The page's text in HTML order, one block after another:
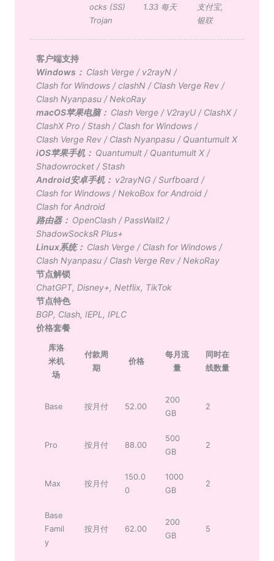
ocks (SS)
Trojan
1.33 每天
支付宝,
银联
客户端支持
Windows： Clash Verge/ v2rayN/
Clash for Windows/clashN/ Clash Verge Rev/
Clash Nyanpasu/ NekoRay
macOS苹果电脑： Clash Verge/ V2rayU/ ClashX/
ClashX Pro/Stash/ Clash for Windows/
Clash Verge Rev/ Clash Nyanpasu/ Quantumult X
iOS苹果手机： Quantumult/ Quantumult X/
Shadowrocket/Stash
Android安卓手机： v2rayNG/Surfboard/
Clash for Windows/ NekoBox for Android/
Clash for Android
路由器： OpenClash/ PassWall2/
ShadowSocksR Plus+
Linux系统： Clash Verge/ Clash for Windows/
Clash Nyanpasu/ Clash Verge Rev/ NekoRay
节点解锁
ChatGPT, Disney+, Netflix, TikTok
节点特色
BGP, Clash, IEPL , IPLC
价格套餐
库洛
米机
场
付款周
期
价格
每月流
量
同时在
线数量
Base 按月付 52.00
200
GB
2
Pro 按月付 88.00
500
GB
2
Max 按月付
150.0
0
1000
GB
2
Base
Famil
y
按月付 62.00
200
GB
5